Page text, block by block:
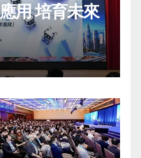
用 培育未來